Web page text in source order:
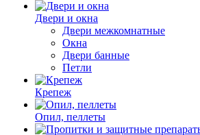
Двери и окна
Двери межкомнатные
Окна
Двери банные
Петли
Крепеж
Опил, пеллеты